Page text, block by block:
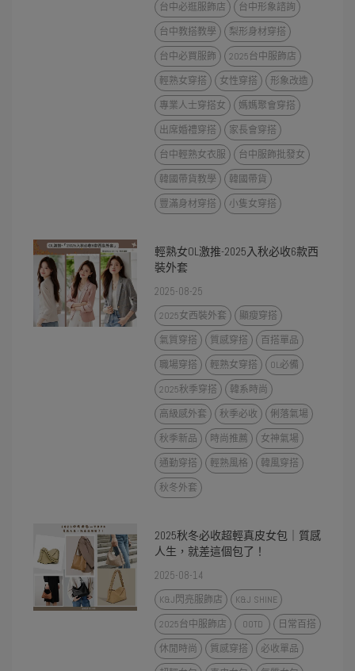
台中必逛服飾店
台中形象諮詢
台中教搭教學
梨形身材穿搭
台中必買服飾
2025台中服飾店
輕熟女穿搭
女性穿搭
形象改造
專業人士穿搭女
媽媽聚會穿搭
出席婚禮穿搭
家長會穿搭
台中輕熟女衣服
台中服飾批發女
韓國帶貨教學
韓國帶貨
豐滿身材穿搭
小隻女穿搭
輕熟女OL激推-2025入秋必收6款西
裝外套
2025-08-25
2025女西裝外套
顯瘦穿搭
氣質穿搭
質感穿搭
百搭單品
職場穿搭
輕熟女穿搭
OL必備
2025秋季穿搭
韓系時尚
高級感外套
秋季必收
俐落氣場
秋季新品
時尚推薦
女神氣場
通勤穿搭
輕熟風格
韓風穿搭
秋冬外套
2025秋冬必收超輕真皮女包｜質感
人生，就差這個包了！
2025-08-14
K&J閃亮服飾店
K&J SHINE
2025台中服飾店
OOTD
日常百搭
休閒時尚
質感穿搭
必收單品